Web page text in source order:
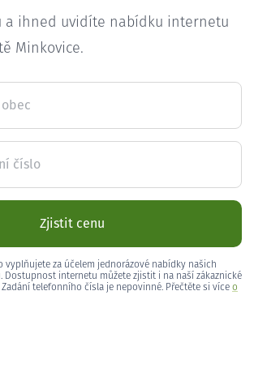
a ihned uvidíte nabídku internetu
Minkovice.
číslo
Zjistit cenu
vyplňujete za účelem jednorázové nabídky našich
Dostupnost internetu můžete zjistit i na naší zákaznické
telefonního čísla je nepovinné. Přečtěte si více o